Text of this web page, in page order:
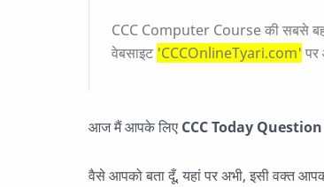
CCC Computer Course की सबसे
वेबसाइट 'CCCOnlineTyari.com' पर
आज मैं आपके लिए CCC Today Question
वैसे आपको बता दूँ, यहां पर अभी, इसी वक्त